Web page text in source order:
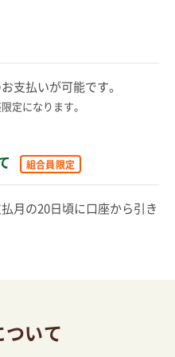
支払いが可能です。
定になります。
組合員限定
月の20日頃に口座から引き
いて